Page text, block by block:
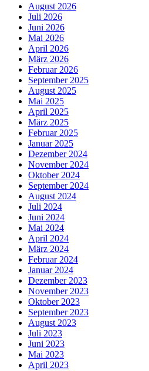
August 2026
Juli 2026
Juni 2026
Mai 2026
April 2026
März 2026
Februar 2026
September 2025
August 2025
Mai 2025
April 2025
März 2025
Februar 2025
Januar 2025
Dezember 2024
November 2024
Oktober 2024
September 2024
August 2024
Juli 2024
Juni 2024
Mai 2024
April 2024
März 2024
Februar 2024
Januar 2024
Dezember 2023
November 2023
Oktober 2023
September 2023
August 2023
Juli 2023
Juni 2023
Mai 2023
April 2023